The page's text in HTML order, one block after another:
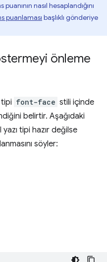
nasıl hesaplandığını
puanlaması başlıklı gönderiye
önleme
tipi font-face stili içinde
belirtir. Aşağıdaki
tipi hazır değilse
söyler: